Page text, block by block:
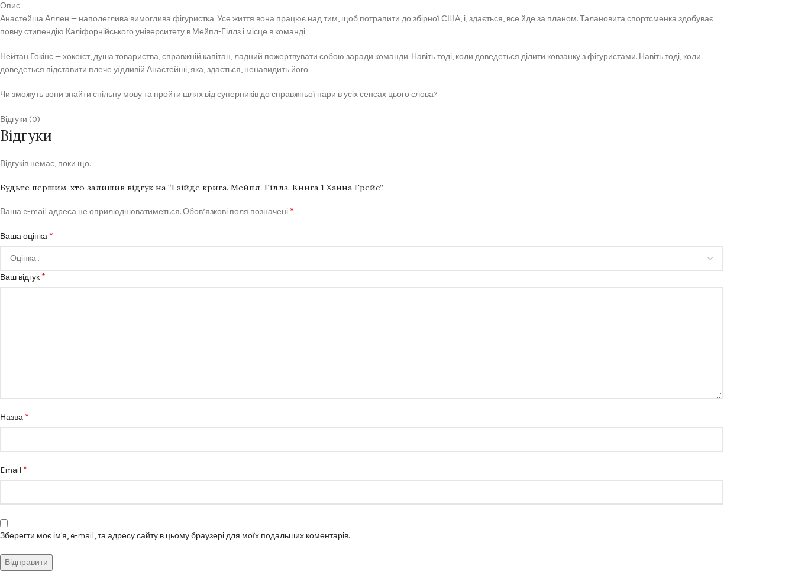
Опис
Анастейша Аллен — наполеглива вимоглива фігуристка. Усе життя вона працює над тим, щоб потрапити до збірної США, і, здається, все йде за планом. Талановита спортсменка здобуває
повну стипендію Каліфорнійського університету в Мейпл-Гіллз і місце в команді.
Нейтан Гокінс — хокеїст, душа товариства, справжній капітан, ладний пожертвувати собою заради команди. Навіть тоді, коли доведеться ділити ковзанку з фігуристами. Навіть тоді, коли
доведеться підставити плече уїдливій Анастейші, яка, здається, ненавидить його.
Чи зможуть вони знайти спільну мову та пройти шлях від суперників до справжньої пари в усіх сенсах цього слова?
Відгуки (0)
Відгуки
Відгуків немає, поки що.
Будьте першим, хто залишив відгук на “І зійде крига. Мейпл-Гіллз. Книга 1 Ханна Грейс”
Ваша e-mail адреса не оприлюднюватиметься.Обов’язкові поля позначені *
Ваша оцінка *
Ваш відгук *
Назва *
Email *
Зберегти моє ім'я, e-mail, та адресу сайту в цьому браузері для моїх подальших коментарів.